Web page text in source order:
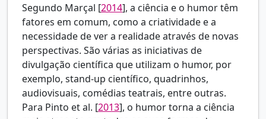
Segundo Marçal [2014], a ciência e o humor têm
fatores em comum, como a criatividade e a
necessidade de ver a realidade através de novas
perspectivas. São várias as iniciativas de
divulgação científica que utilizam o humor, por
exemplo, stand-up científico, quadrinhos,
audiovisuais, comédias teatrais, entre outras.
Para Pinto et al. [2013], o humor torna a ciência